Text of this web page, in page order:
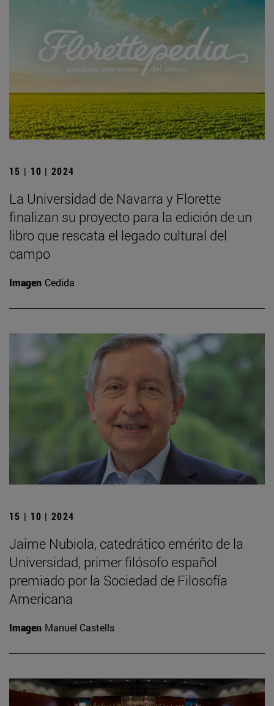
15 | 10 | 2024
La Universidad de Navarra y Florette
finalizan su proyecto para la edición de un
libro que rescata el legado cultural del
campo
Imagen Cedida
15 | 10 | 2024
Jaime Nubiola, catedrático emérito de la
Universidad, primer filósofo español
premiado por la Sociedad de Filosofía
Americana
Imagen Manuel Castells